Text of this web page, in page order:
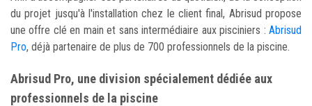
du projet jusqu'à l'installation chez le client final, Abrisud propose
une offre clé en main et sans intermédiaire aux pisciniers : Abrisud
Pro, déjà partenaire de plus de 700 professionnels de la piscine.
Abrisud Pro, une division spécialement dédiée aux
professionnels de la piscine